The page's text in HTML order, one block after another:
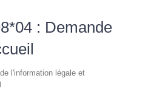
: Demande
l'information légale et